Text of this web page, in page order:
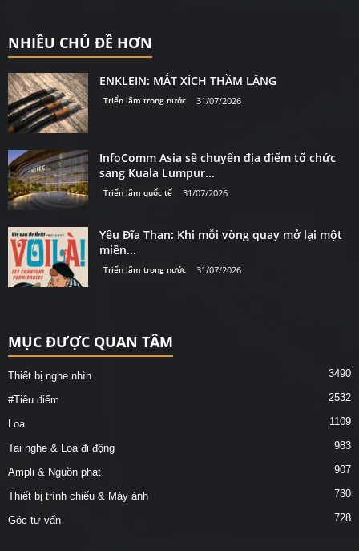
NHIỀU CHỦ ĐỀ HƠN
ENKLEIN: MẮT XÍCH THẦM LẶNG
Triển lãm trong nước 31/07/2026
InfoComm Asia sẽ chuyển địa điểm tổ chức
sang Kuala Lumpur...
Triển lãm quốc tế 31/07/2026
Yêu Đĩa Than: Khi mỗi vòng quay mở lại một
miền...
Triển lãm trong nước 31/07/2026
MỤC ĐƯỢC QUAN TÂM
Thiết bị nghe nhìn 3490
#Tiêu điểm 2532
Loa 1109
Tai nghe & Loa đi động 983
Ampli & Nguồn phát 907
Thiết bị trình chiếu & Máy ảnh 730
Góc tư vấn 728